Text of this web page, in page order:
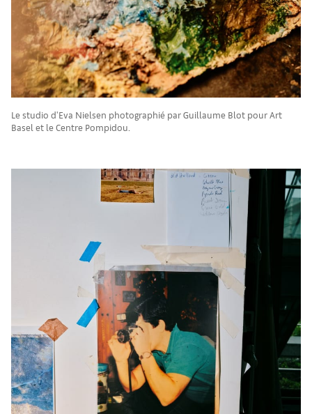
Le studio d'Eva Nielsen photographié par Guillaume Blot pour Art
Basel et le Centre Pompidou.